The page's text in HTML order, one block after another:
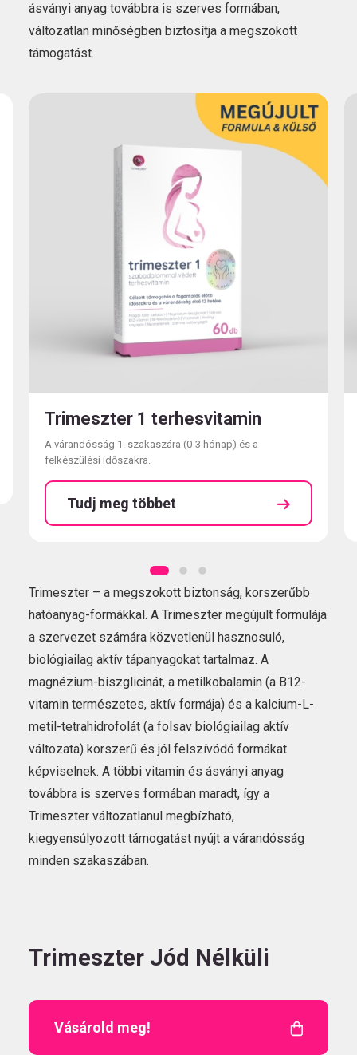
ásványi anyag továbbra is szerves formában,
változatlan minőségben biztosítja a megszokott
támogatást.
Trimeszter 1 terhesvitamin
A várandósság 1. szakaszára (0-3 hónap) és a
felkészülési időszakra.
Tudj meg többet
Trimeszter – a megszokott biztonság, korszerűbb
hatóanyag-formákkal. A Trimeszter megújult formulája
a szervezet számára közvetlenül hasznosuló,
biológiailag aktív tápanyagokat tartalmaz. A
magnézium-biszglicinát, a metilkobalamin (a B12-
vitamin természetes, aktív formája) és a kalcium-L-
metil-tetrahidrofolát (a folsav biológiailag aktív
változata) korszerű és jól felszívódó formákat
képviselnek. A többi vitamin és ásványi anyag
továbbra is szerves formában maradt, így a
Trimeszter változatlanul megbízható,
kiegyensúlyozott támogatást nyújt a várandósság
minden szakaszában.
Trimeszter Jód Nélküli
Vásárold meg!